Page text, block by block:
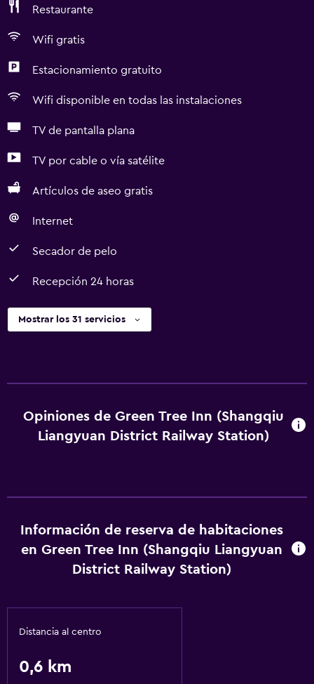
Restaurante
Wifi gratis
Estacionamiento gratuito
Wifi disponible en todas las instalaciones
TV de pantalla plana
TV por cable o vía satélite
Artículos de aseo gratis
Internet
Secador de pelo
Recepción 24 horas
Mostrar los 31 servicios
Opiniones de Green Tree Inn (Shangqiu
Liangyuan District Railway Station)
Información de reserva de habitaciones
en Green Tree Inn (Shangqiu Liangyuan
District Railway Station)
Distancia al centro
0,6 km